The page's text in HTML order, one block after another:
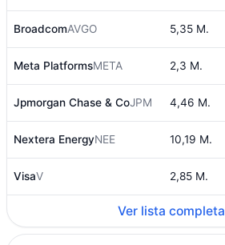
BroadcomAVGO 5,35 M.
Meta PlatformsMETA 2,3 M.
Jpmorgan Chase & CoJPM 4,46 M.
Nextera EnergyNEE 10,19 M.
VisaV 2,85 M.
Ver lista completa